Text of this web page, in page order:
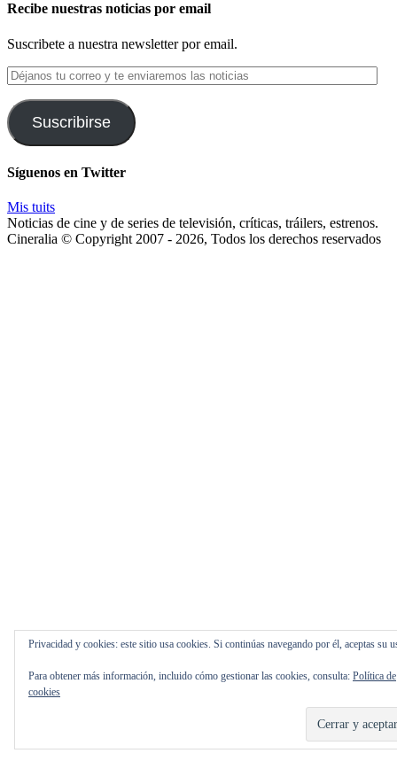
Recibe nuestras noticias por email
Suscribete a nuestra newsletter por email.
Déjanos
tu
correo
y
te
las
noticias
Suscribirse
Síguenos en Twitter
Mis tuits
Noticias de cine y de series de televisión, críticas, tráilers, estrenos.
Cineralia © Copyright 2007 - 2026, Todos los derechos reservados
Privacidad y cookies: este sitio usa cookies. Si continúas navegando por él, aceptas su
Para obtener más información, incluido cómo gestionar las cookies, consulta: Política de
cookies